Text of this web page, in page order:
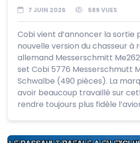
7 JUIN 2026 589 VUES
Cobi vient d’annoncer la sortie
nouvelle version du chasseur à
allemand Messerschmitt
set Cobi 5776 Messerschmutt
Schwalbe (490 pièces). La
avoir beaucoup travaillé sur
rendre toujours plus fidèle